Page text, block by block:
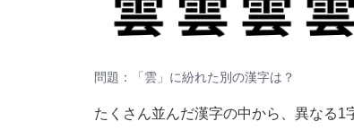
問題：「雲」に紛れた別の漢字は？
たくさん並んだ漢字の中から、異なる1